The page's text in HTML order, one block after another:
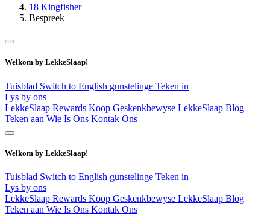
18 Kingfisher
Bespreek
Welkom by LekkeSlaap!
Tuisblad Switch to English gunstelinge Teken in
Lys by ons
LekkeSlaap Rewards Koop Geskenkbewyse LekkeSlaap Blog
Teken aan Wie Is Ons Kontak Ons
Welkom by LekkeSlaap!
Tuisblad Switch to English gunstelinge Teken in
Lys by ons
LekkeSlaap Rewards Koop Geskenkbewyse LekkeSlaap Blog
Teken aan Wie Is Ons Kontak Ons